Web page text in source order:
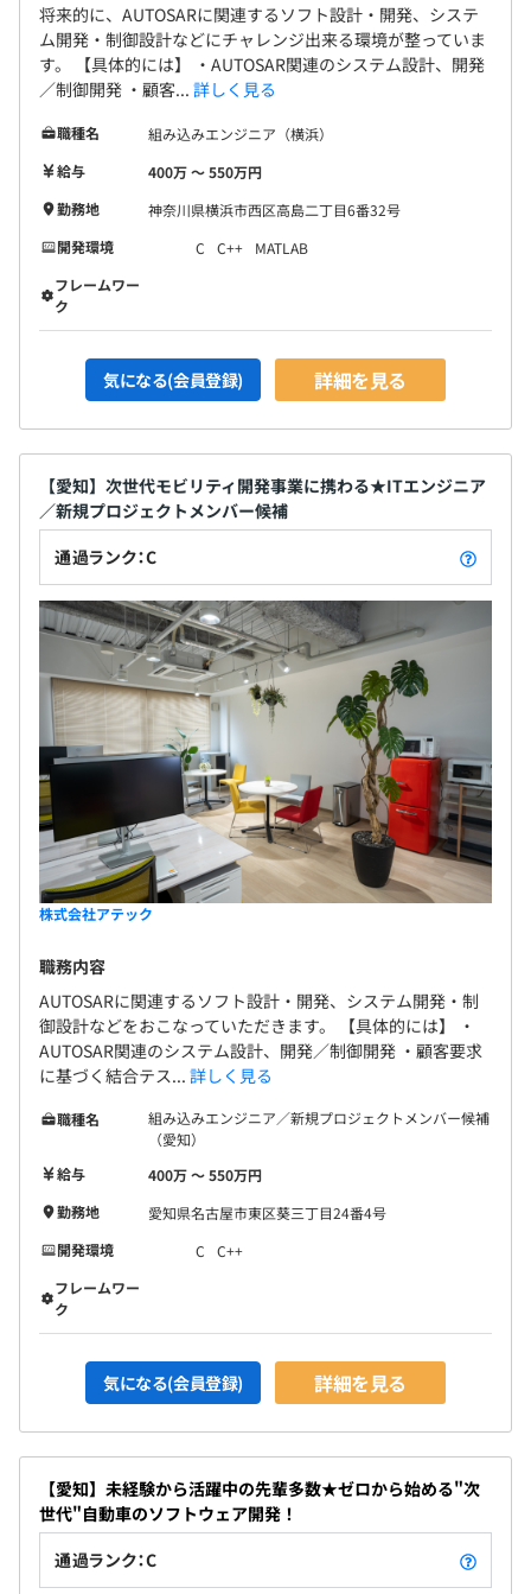
将来的に、AUTOSARに関連するソフト設計・開発、システ
ム開発・制御設計などにチャレンジ出来る環境が整っていま
す。 【具体的には】 ・AUTOSAR関連のシステム設計、開発
／制御開発 ・顧客... 詳しく見る
職種名
組み込みエンジニア（横浜）
給与
400万 〜 550万円
勤務地
神奈川県横浜市西区高島二丁目6番32号
開発環境
C C++
MATLAB
フレームワー
ク
気になる(会員登録) 詳細を見る
【愛知】次世代モビリティ開発事業に携わる★ITエンジニア
／新規プロジェクトメンバー候補
通過ランク：C
株式会社アテック
職務内容
AUTOSARに関連するソフト設計・開発、システム開発・制
御設計などをおこなっていただきます。 【具体的には】 ・
AUTOSAR関連のシステム設計、開発／制御開発 ・顧客要求
に基づく結合テス... 詳しく見る
職種名
組み込みエンジニア／新規プロジェクトメンバー候補
（愛知）
給与
400万 〜 550万円
勤務地
愛知県名古屋市東区葵三丁目24番4号
開発環境
C
C++
フレームワー
ク
気になる(会員登録) 詳細を見る
【愛知】未経験から活躍中の先輩多数★ゼロから始める"次
世代"自動車のソフトウェア開発！
通過ランク：C